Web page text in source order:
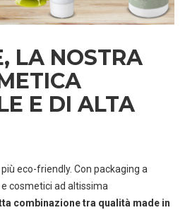
LA NOSTRA
E DI ALTA
eco-friendly. Con packaging a
cosmetici ad altissima
combinazione tra qualità made in